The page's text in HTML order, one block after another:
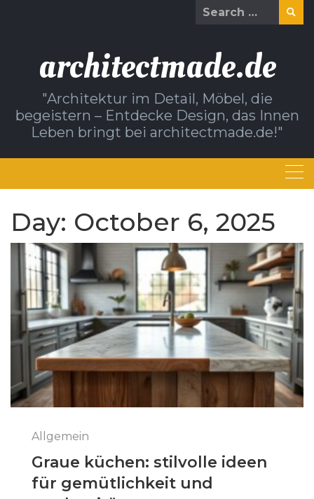
Search
architectmade.de
"Architektur im Detail, Möbel, die
begeistern – Entdecke Design, das Innen
Leben bringt bei architectmade.de!"
Day: October 6, 2025
Allgemein
Graue küchen: stilvolle ideen
für gemütlichkeit und